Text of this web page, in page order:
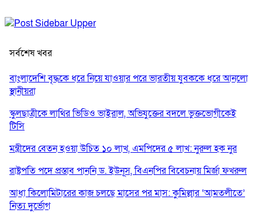
সর্বশেষ খবর
বাংলাদেশি বৃদ্ধকে ধরে নিয়ে যাওয়ার পরে ভারতীয় যুবককে ধরে আনলো
স্থানীয়রা
স্কুলছাত্রীকে লাথির ভিডিও ভাইরাল, অভিযুক্তের বদলে ভুক্তভোগীকেই
টিসি
মন্ত্রীদের বেতন হওয়া উচিত ১০ লাখ, এমপিদের ৫ লাখ: নুরুল হক নুর
রাষ্ট্রপতি পদে প্রস্তাব পাননি ড. ইউনূস, বিএনপির বিবেচনায় মির্জা ফখরুল
আধা কিলোমিটারের কাজ চলছে মাসের পর মাস: কুমিল্লার ‘আমতলীতে’
নিত্য দুর্ভোগ